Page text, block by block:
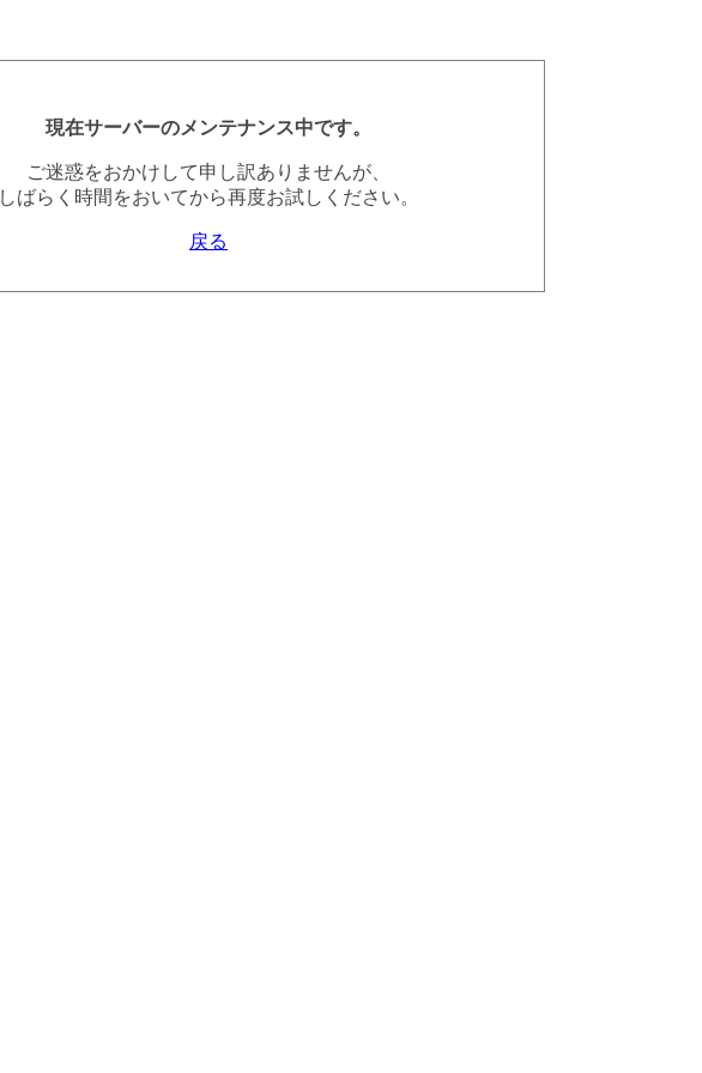
現在サーバーのメンテナンス中です。
ご迷惑をおかけして申し訳ありませんが、
しばらく時間をおいてから再度お試しください。
戻る